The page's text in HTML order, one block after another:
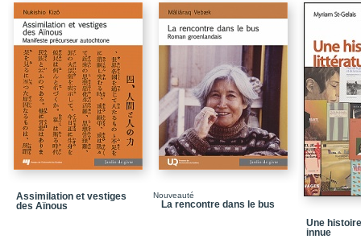
Bibliographie
Dans la même
Quatrième de
Assimilation et vestiges
des Aïnous
Nouveauté
La rencontre dans le bus
Une
innue